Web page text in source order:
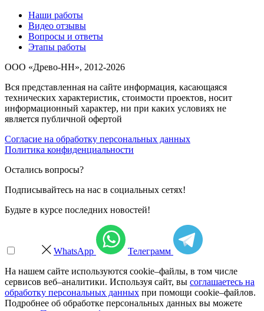
Наши работы
Видео отзывы
Вопросы и ответы
Этапы работы
ООО «Древо-НН», 2012-2026
Вся представленная на сайте информация, касающаяся
технических характеристик, стоимости проектов, носит
информационный характер, ни при каких условиях не
является публичной офертой
Согласие на обработку персональных данных
Политика конфиденциальности
Остались вопросы?
Подписывайтесь на нас в социальных сетях!
Будьте в курсе последних новостей!
WhatsApp
Телеграмм
На нашем сайте используются cookie–файлы, в том числе
сервисов веб–аналитики. Используя сайт, вы соглашаетесь на
обработку персональных данных при помощи cookie–файлов.
Подробнее об обработке персональных данных вы можете